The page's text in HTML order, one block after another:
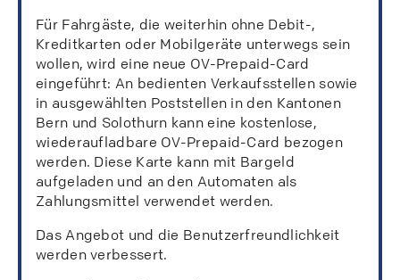
Für Fahrgäste, die weiterhin ohne Debit-,
Kreditkarten oder Mobilgeräte unterwegs sein
wollen, wird eine neue OV-Prepaid-Card
eingeführt: An bedienten Verkaufsstellen sowie
in ausgewählten Poststellen in den Kantonen
Bern und Solothurn kann eine kostenlose,
wiederaufladbare OV-Prepaid-Card bezogen
werden. Diese Karte kann mit Bargeld
aufgeladen und an den Automaten als
Zahlungsmittel verwendet werden.
Das Angebot und die Benutzerfreundlichkeit
werden verbessert.